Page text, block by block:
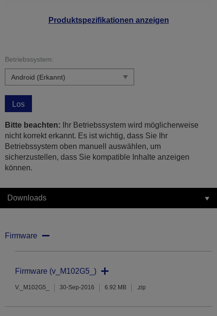
Produktspezifikationen anzeigen
Betriebssystem:
Los
Bitte beachten: Ihr Betriebssystem wird möglicherweise
nicht korrekt erkannt. Es ist wichtig, dass Sie Ihr
Betriebssystem oben manuell auswählen, um
sicherzustellen, dass Sie kompatible Inhalte anzeigen
können.
Downloads
Firmware
Firmware (v_M102G5_)
V._M102G5_ 30-Sep-2016 6.92 MB .zip